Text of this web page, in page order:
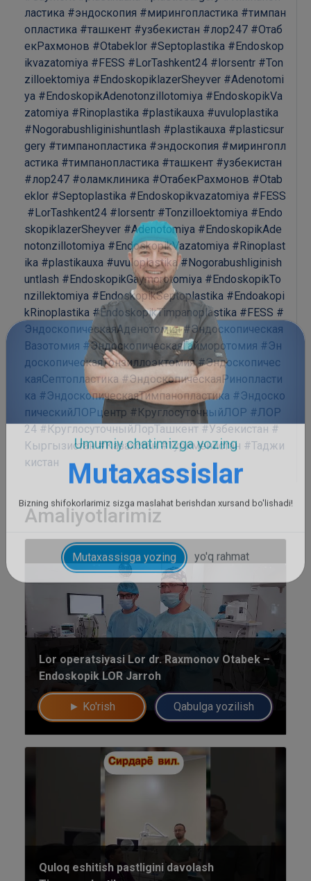
ластика #эндоскопия #мирингопластика #тимпан
опластика #ташкент #узбекистан #лор247 #Отаб
екРахмонов #Otabeklor #Septoplastika #Endoskop
ikvazatomiya #FESS #LorTashkent24 #lorsentr #Ton
zilloektomiya #EndoskopiklazerSheyver #Adenotomi
ya #EndoskopikAdenotonzillotomiya #EndoskopikVa
zatomiya #Rinoplastika #plastikauxa #uvuloplastika
#Nogorabushliginishuntlash #plastikauxa #plasticsur
gery #тимпанопластика #эндоскопия #мирингопл
астика #тимпанопластика #ташкент #узбекистан
#лор247 #оламклиника #ОтабекРахмонов #Otab
eklor #Septoplastika #Endoskopikvazatomiya #FESS
#LorTashkent24 #lorsentr #Tonzilloektomiya #Endo
skopiklazerSheyver #Adenotomiya #EndoskopikAde
notonzillotomiya #EndoskopikVazatomiya #Rinoplast
ika #plastikauxa #uvuloplastika #Nogorabushliginish
untlash #EndoskopikGaymorotomiya #EndoskopikTo
nzillektomiya #EndoskopikSeptoplastika #Endoakopi
kRinoplastika #EndoskopikTimpanoplastika #FESS #
ЭндоскопическаяАденотомия #Эндоскопическая
Вазотомия #ЭндоскопическаяГайморотомия #Эн
доскопическаяТонзиллоэктомия #Эндоскопичес
каяСептопластика #ЭндоскопическаяРинопласти
ка #ЭндоскопическаяТимпанопластика #Эндоско
пическийЛОРцентр #КруглосуточныйЛОР #ЛОР
24 #КруглосуточныйЛорТашкент #Узбекистан #
Кыргызистан #Казахстан #Туркменистан #Таджи
кистан
Amaliyotlarimiz
Lor operatsiyasi Lor dr. Raxmonov Otabek –
Endoskopik LOR Jarroh
► Ko'rish Qabulga yozilish
Quloq eshitish pastligini davolash
Umumiy chatimizga yozing
Mutaxassislar
Bizning shifokorlarimiz sizga maslahat berishdan xursand bo'lishadi!
Mutaxassisga yozing yo'q rahmat